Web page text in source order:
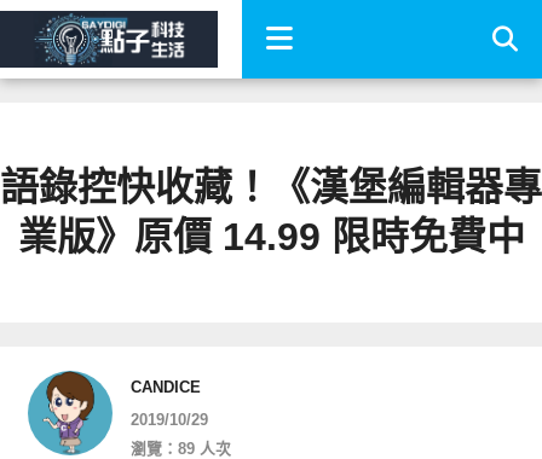
語錄控快收藏！《漢堡編輯器專
業版》原價 14.99 限時免費中
CANDICE
2019/10/29
瀏覽：89 人次